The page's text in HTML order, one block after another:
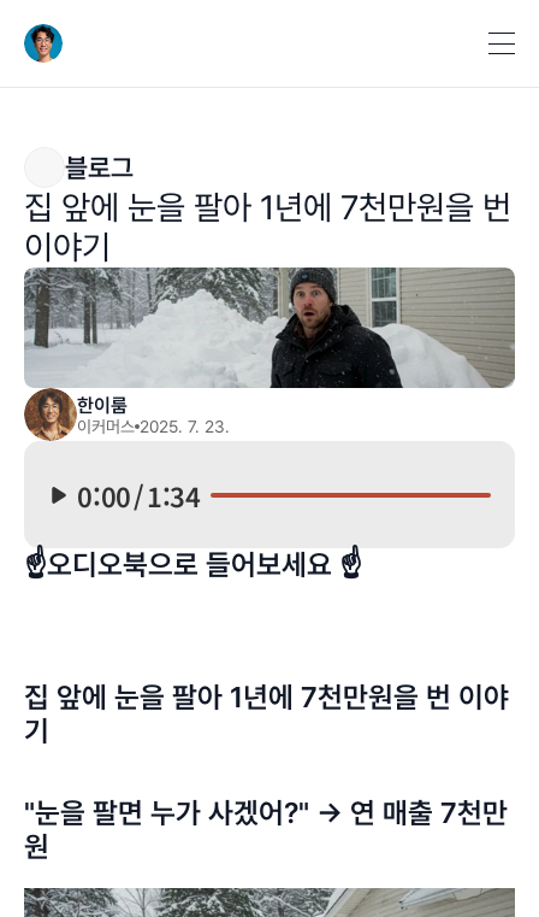
블로그
집 앞에 눈을 팔아 1년에 7천만원을 번
이야기
한이룸
이커머스 2025. 7. 23.
0:00/1:34
☝️오디오북으로 들어보세요 ☝️
집 앞에 눈을 팔아 1년에 7천만원을 번 이야
기
"눈을 팔면 누가 사겠어?" → 연 매출 7천만
원